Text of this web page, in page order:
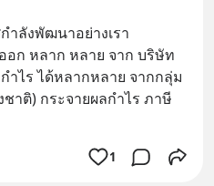
ำลังพัฒนาอย่างเรา
อก หลาก หลาย จาก บริษัท
ำไร ได้หลากหลาย จากกลุ่ม
าติ) กระจายผลกำไร ภาษี
1